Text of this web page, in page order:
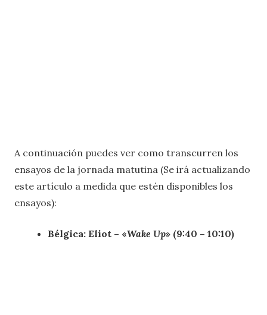
A continuación puedes ver como transcurren los
ensayos de la jornada matutina (Se irá actualizando
este artículo a medida que estén disponibles los
ensayos):
Bélgica: Eliot – «Wake Up» (9:40 – 10:10)